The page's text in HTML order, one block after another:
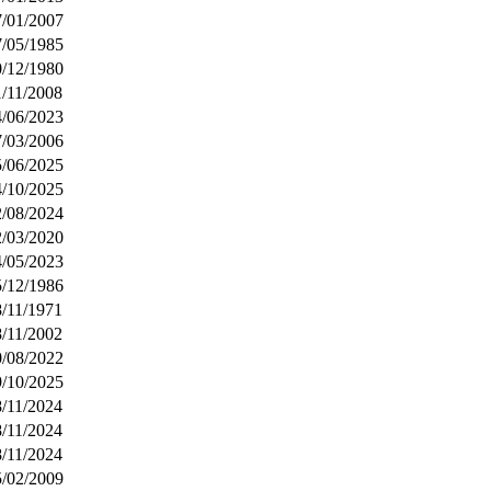
01/2007
05/1985
12/1980
11/2008
06/2023
03/2006
06/2025
10/2025
08/2024
03/2020
05/2023
12/1986
11/1971
11/2002
08/2022
10/2025
11/2024
11/2024
11/2024
02/2009